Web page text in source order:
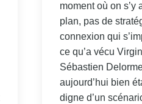
moment où on s’y
plan, pas de
connexion qui
ce qu’a vécu
Sébastien
aujourd’hui bien
digne d’un